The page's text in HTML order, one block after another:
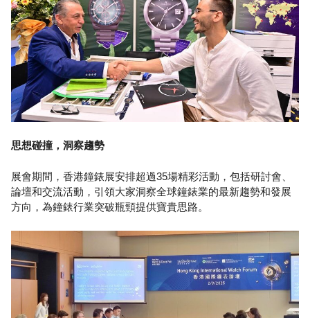
思想碰撞，洞察趨勢
展會期間，香港鐘錶展安排超過35場精彩活動，包括研討會、
論壇和交流活動，引領大家洞察全球鐘錶業的最新趨勢和發展
方向，為鐘錶行業突破瓶頸提供寶貴思路。